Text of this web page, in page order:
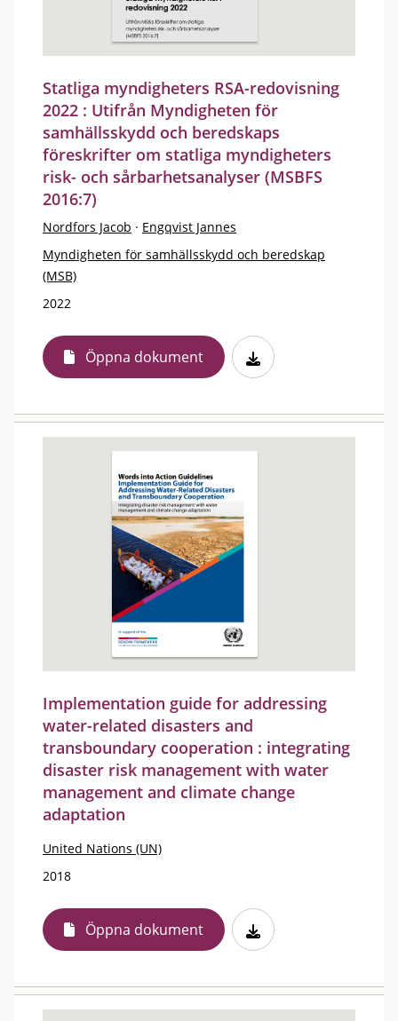
Statliga myndigheters RSA-redovisning
2022 : Utifrån Myndigheten för
samhällsskydd och beredskaps
föreskrifter om statliga myndigheters
risk- och sårbarhetsanalyser (MSBFS
2016:7)
Nordfors Jacob · Engqvist Jannes
Myndigheten för samhällsskydd och beredskap
(MSB)
2022
Öppna dokument
Implementation guide for addressing
water-related disasters and
transboundary cooperation : integrating
disaster risk management with water
management and climate change
adaptation
United Nations (UN)
2018
Öppna dokument